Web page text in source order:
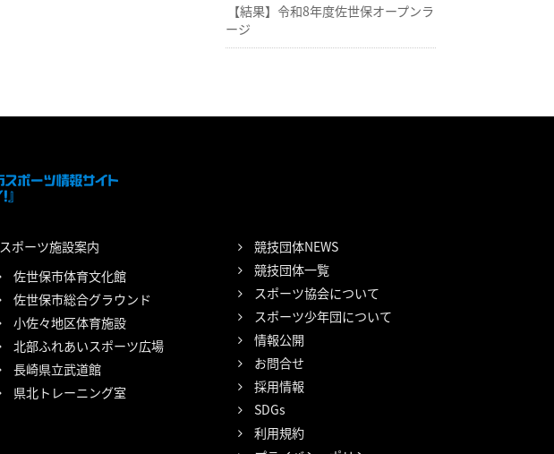
【結果】令和8年度佐世保オープンラ
ージ
スポーツ施設案内
佐世保市体育文化館
佐世保市総合グラウンド
小佐々地区体育施設
北部ふれあいスポーツ広場
長崎県立武道館
県北トレーニング室
競技団体NEWS
競技団体一覧
スポーツ協会について
スポーツ少年団について
情報公開
お問合せ
採用情報
SDGs
利用規約